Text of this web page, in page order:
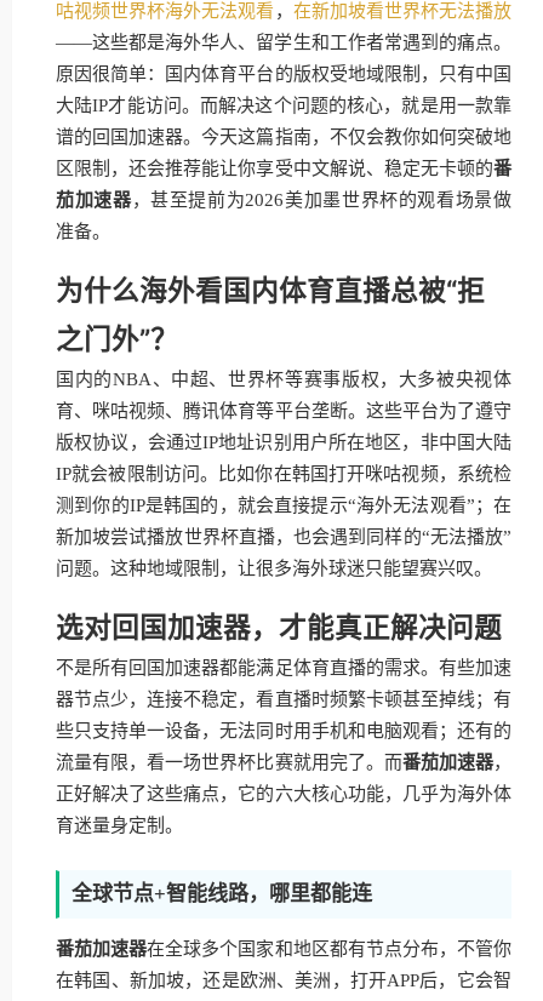
咕视频世界杯海外无法观看 ， 在新加坡看世界杯无法播放
——这些都是海外华人、留学生和工作者常遇到的痛点。
原因很简单：国内体育平台的版权受地域限制，只有中国
大陆IP才能访问。而解决这个问题的核心，就是用一款靠
谱的回国加速器。今天这篇指南，不仅会教你如何突破地
区限制，还会推荐能让你享受中文解说、稳定无卡顿的番
茄加速器，甚至提前为2026美加墨世界杯的观看场景做
准备。
为什么海外看国内体育直播总被“拒
之门外”？
国内的NBA、中超、世界杯等赛事版权，大多被央视体
育、咪咕视频、腾讯体育等平台垄断。这些平台为了遵守
版权协议，会通过IP地址识别用户所在地区，非中国大陆
IP就会被限制访问。比如你在韩国打开咪咕视频，系统检
测到你的IP是韩国的，就会直接提示“海外无法观看”；在
新加坡尝试播放世界杯直播，也会遇到同样的“无法播放”
问题。这种地域限制，让很多海外球迷只能望赛兴叹。
选对回国加速器，才能真正解决问题
不是所有回国加速器都能满足体育直播的需求。有些加速
器节点少，连接不稳定，看直播时频繁卡顿甚至掉线；有
些只支持单一设备，无法同时用手机和电脑观看；还有的
流量有限，看一场世界杯比赛就用完了。而番茄加速器，
正好解决了这些痛点，它的六大核心功能，几乎为海外体
育迷量身定制。
全球节点+智能线路，哪里都能连
番茄加速器在全球多个国家和地区都有节点分布，不管你
在韩国、新加坡，还是欧洲、美洲，打开APP后，它会智